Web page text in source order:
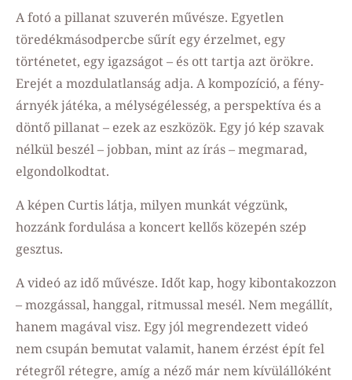
A fotó a pillanat szuverén művésze. Egyetlen
töredékmásodpercbe sűrít egy érzelmet, egy
történetet, egy igazságot – és ott tartja azt örökre.
Erejét a mozdulatlanság adja. A kompozíció, a fény-
árnyék játéka, a mélységélesség, a perspektíva és a
döntő pillanat – ezek az eszközök. Egy jó kép szavak
nélkül beszél – jobban, mint az írás – megmarad,
elgondolkodtat.
A képen Curtis látja, milyen munkát végzünk,
hozzánk fordulása a koncert kellős közepén szép
gesztus.
A videó az idő művésze. Időt kap, hogy kibontakozzon
– mozgással, hanggal, ritmussal mesél. Nem megállít,
hanem magával visz. Egy jól megrendezett videó
nem csupán bemutat valamit, hanem érzést épít fel
rétegről rétegre, amíg a néző már nem kívülállóként